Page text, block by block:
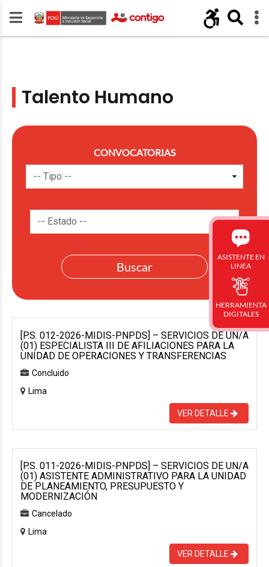
Talento Humano
CONVOCATORIAS
[P.S. 012-2026-MIDIS-PNPDS] – SERVICIOS DE UN/A
(01) ESPECIALISTA III DE AFILIACIONES PARA LA
UNIDAD DE OPERACIONES Y TRANSFERENCIAS
Concluido
Lima
VER DETALLE
[P.S. 011-2026-MIDIS-PNPDS] – SERVICIOS DE UN/A
(01) ASISTENTE ADMINISTRATIVO PARA LA UNIDAD
DE PLANEAMIENTO, PRESUPUESTO Y
MODERNIZACIÓN
Cancelado
Lima
VER DETALLE
ASISTENTE EN
LINEA
HERRAMIENTA
DIGITALES